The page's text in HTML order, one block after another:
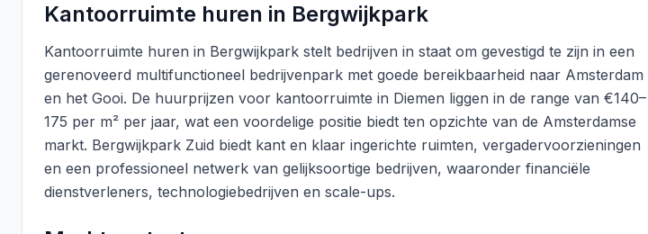
Kantoorruimte huren in Bergwijkpark
Kantoorruimte huren in Bergwijkpark stelt bedrijven in staat om gevestigd te zijn in een
gerenoveerd multifunctioneel bedrijvenpark met goede bereikbaarheid naar Amsterdam
en het Gooi. De huurprijzen voor kantoorruimte in Diemen liggen in de range van €140–
175 per m² per jaar, wat een voordelige positie biedt ten opzichte van de Amsterdamse
markt. Bergwijkpark Zuid biedt kant en klaar ingerichte ruimten, vergadervoorzieningen
en een professioneel netwerk van gelijksoortige bedrijven, waaronder financiële
dienstverleners, technologiebedrijven en scale-ups.